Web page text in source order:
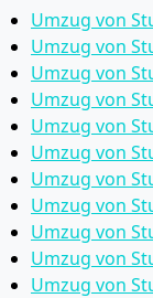
Umzug von
Umzug von
Umzug von
Umzug von
Umzug von
Umzug von
Umzug von
Umzug von
Umzug von
Umzug von
Umzug von